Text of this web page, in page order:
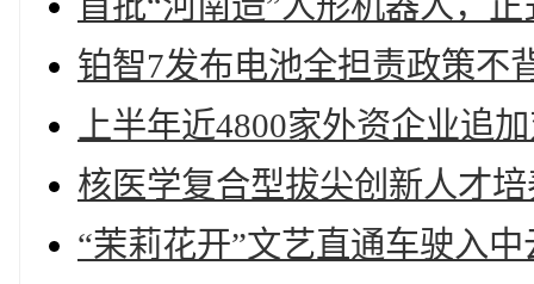
铂智7发布电池全担责政策不
上半年近4800家外资企业追
核医学复合型拔尖创新人才
“茉莉花开”文艺直通车驶入